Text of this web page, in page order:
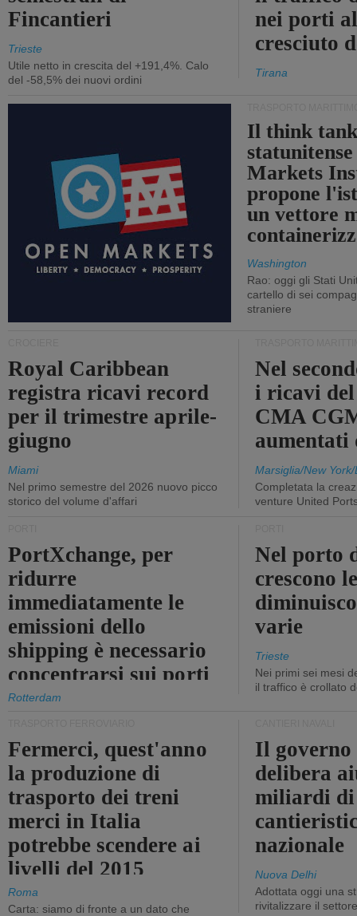
Fincantieri
Trieste
Utile netto in crescita del +191,4%. Calo
del -58,5% dei nuovi ordini
nei porti
cresciuto
Tirana
Il think
Markets
propone
un vettore
Washington
Rao: oggi gli Stati
cartello di sei
straniere
Royal Caribbean
registra ricavi record
per il trimestre aprile-
giugno
Miami
Nel primo semestre del 2026 nuovo picco
storico del volume d'affari
Nel
i ricavi
CMA
aumentati
Marsiglia/New
Completata la
venture United
PortXchange, per
ridurre
immediatamente le
emissioni dello
shipping è necessario
concentrarsi sui porti
Rotterdam
Nel porto
crescono
varie
Trieste
Nei primi sei mesi
il traffico è crollato
Fermerci, quest'anno
la produzione di
trasporto dei treni
merci in Italia
potrebbe scendere ai
livelli del 2015
Roma
Carta: siamo di fronte a un dato che
Il
delibera
miliardi
nazionale
Nuova Delhi
Adottata oggi una
rivitalizzare il settore